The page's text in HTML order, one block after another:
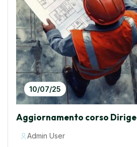
10/07/25
Aggiornamento corso
Admin User